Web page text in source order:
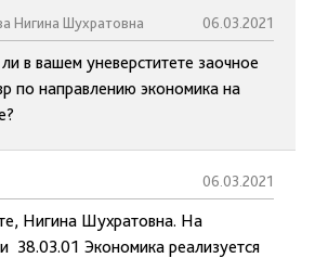
Нигина Шухратовна 06.03.2021
в вашем уневерститете заочное
по направлению экономика на
06.03.2021
Нигина Шухратовна. На
38.03.01 Экономика реализуется